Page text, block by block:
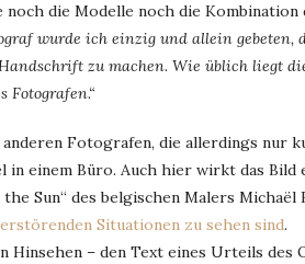
die Modelle noch die Kombination
wurde ich einzig und allein gebeten,
zu machen. Wie üblich liegt
Fotografen.“
anderen Fotografen, die allerdings nur
einem Büro. Auch hier wirkt das Bild
Sun“ des belgischen Malers Michaël
Situationen zu sehen sind.
Hinsehen – den Text eines Urteils des